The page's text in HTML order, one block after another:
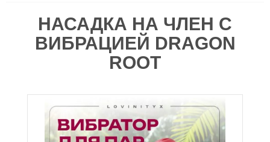
НАСАДКА НА ЧЛЕН С
ВИБРАЦИЕЙ DRAGON
ROOT